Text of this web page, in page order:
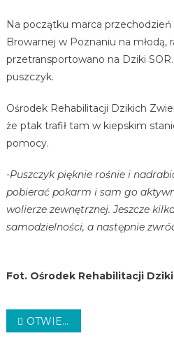
Na początku marca przechodzień
Browarnej w Poznaniu na młodą,
przetransportowano na Dziki SOR.
puszczyk.
Ośrodek Rehabilitacji Dzikich
że ptak trafił tam w kiepskim
pomocy.
-Puszczyk pięknie rośnie i
pobierać pokarm i sam go
wolierze zewnętrznej. Jeszcze
samodzielności, a następnie
Fot. Ośrodek Rehabilitacji
Nawigacja
OTWIERAJĄ WARTOSTRADĘ